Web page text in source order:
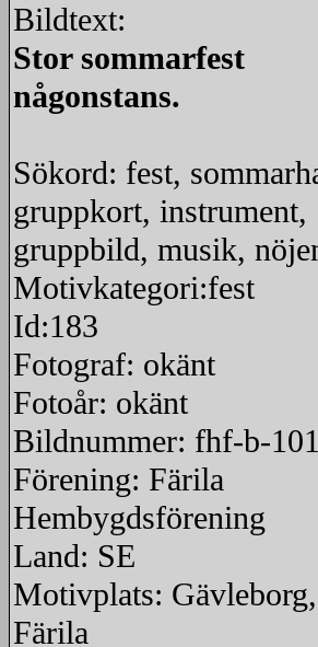
Bildtext:
Stor sommarfest
någonstans.
Sökord: fest,
gruppkort, instrument,
gruppbild, musik,
Motivkategori:fest
Id:183
Fotograf: okänt
Fotoår: okänt
Bildnummer: fhf-b-101
Förening: Färila
Hembygdsförening
Land: SE
Motivplats: Gävleborg,
Färila